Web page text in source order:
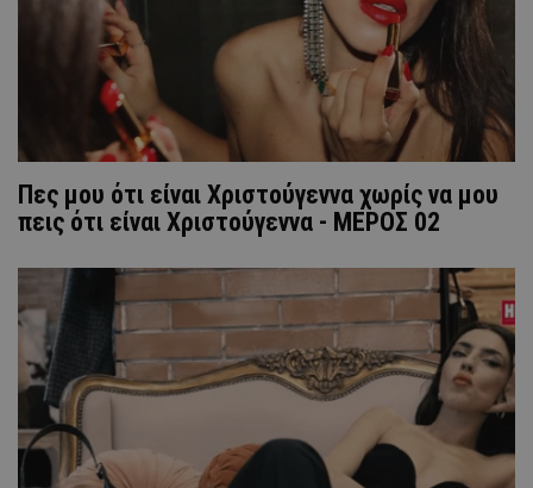
Πες μου ότι είναι Χριστούγεννα χωρίς να μου
πεις ότι είναι Χριστούγεννα - ΜΕΡΟΣ 02